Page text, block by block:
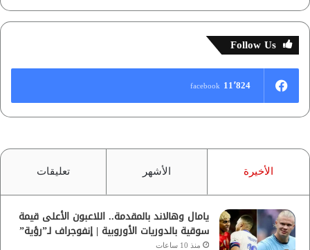
Follow Us
11٬824 facebook
الأخيرة الأشهر تعليقات
يامال وهالاند بالمقدمة.. اللاعبون الأعلى قيمة
سوقية بالدوريات الأوروبية | إنفوجراف لـ”رؤية”
منذ 10 ساعات